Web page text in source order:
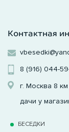
Контактная
8 (916) 044-
г. Москва 8
дачи у
БЕСЕДКИ